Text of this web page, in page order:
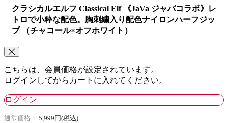
クラシカルエルフ Classical Elf 《JaVa ジャバコラボ》レ
トロで小粋な配色。胸刺繍入り配色ナイロンハーフジッ
プ （チャコール×オフホワイト）
こちらは、会員価格が設定されています。
ログインしてからカートに入れてください。
ログイン
通常価格： 5,999円(税込)